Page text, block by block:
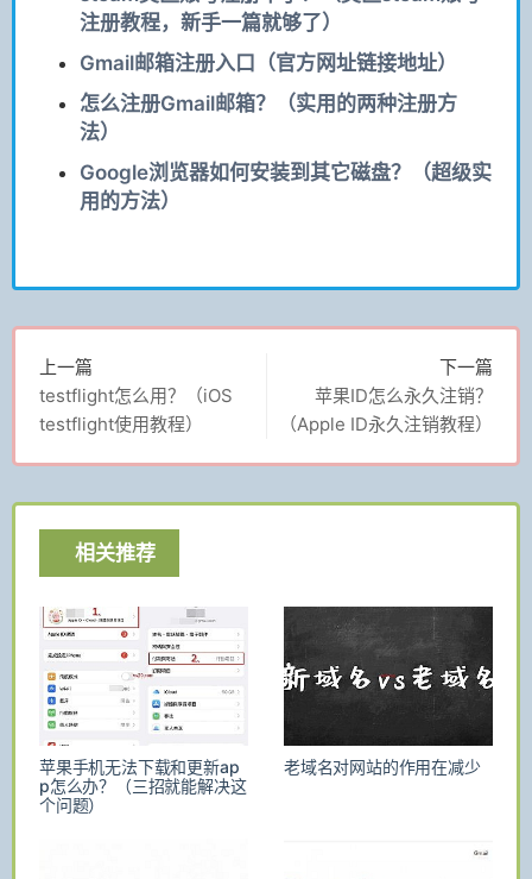
注册教程，新手一篇就够了）
Gmail邮箱注册入口（官方网址链接地址）
怎么注册Gmail邮箱？（实用的两种注册方
法）
Google浏览器如何安装到其它磁盘？（超级实
用的方法）
上一篇
testflight怎么用？（iOS
testflight使用教程）
下一篇
苹果ID怎么永久注销？
（Apple ID永久注销教程）
相关推荐
苹果手机无法下载和更新ap
p怎么办？（三招就能解决这
个问题）
老域名对网站的作用在减少